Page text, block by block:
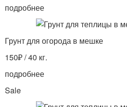
подробнее
Грунт для огорода в мешке
150₽ / 40 кг.
подробнее
Sale